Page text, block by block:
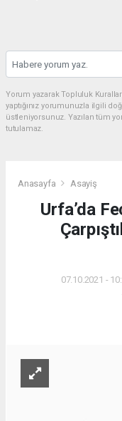
Yorum yazarak Topluluk
yaptığınız yorumunuzla ilgili
üstleniyorsunuz. Yazılan tüm
tutulamaz.
Anasayfa Asayiş
Urfa’da
07.10.2021 -